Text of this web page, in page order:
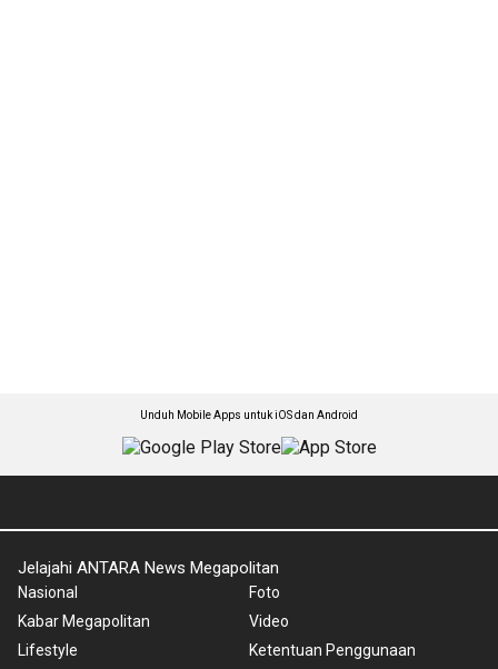
Unduh Mobile Apps untuk iOS dan Android
Jelajahi ANTARA News Megapolitan
Nasional
Kabar Megapolitan
Lifestyle
Foto
Video
Ketentuan Penggunaan